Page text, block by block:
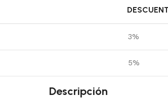
3%
5%
Descripción